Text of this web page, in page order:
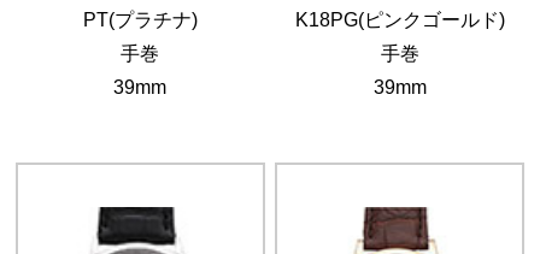
PT(プラチナ)
手巻
39mm
K18PG(ピンクゴールド)
手巻
39mm